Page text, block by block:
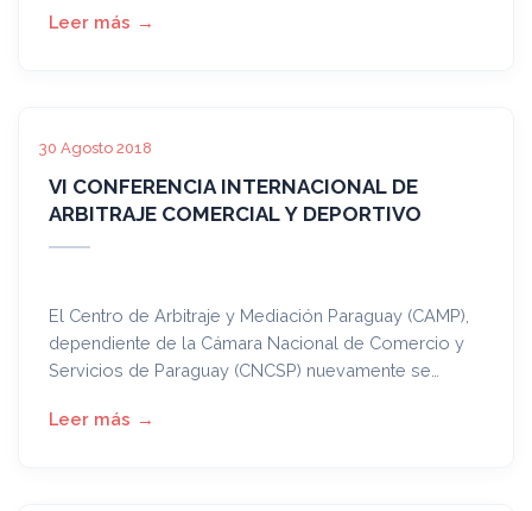
en el Carmelitas Center.
30 Agosto 2018
VI CONFERENCIA INTERNACIONAL DE
ARBITRAJE COMERCIAL Y DEPORTIVO
El Centro de Arbitraje y Mediación Paraguay (CAMP),
dependiente de la Cámara Nacional de Comercio y
Servicios de Paraguay (CNCSP) nuevamente se
Conferencia Internacional de Arbitraje Comercial y